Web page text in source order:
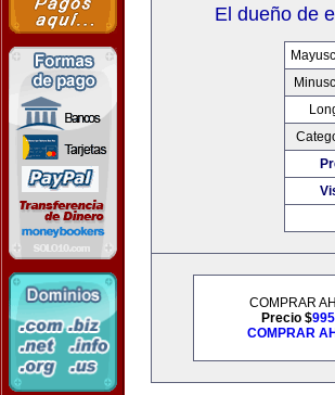
El dueño de
COMPRAR
Precio $
COMPRAR